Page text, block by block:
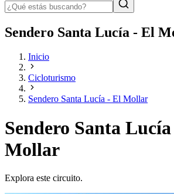
Sendero Santa Lucía - El
Inicio
Cicloturismo
Sendero Santa Lucía - El Mollar
Sendero Santa
Mollar
Explora este circuito.